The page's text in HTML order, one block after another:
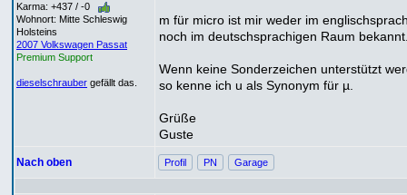
Karma: +437 / -0
Wohnort: Mitte Schleswig
Holsteins
2007 Volkswagen Passat
Premium Support
dieselschrauber gefällt das.
m für micro ist mir weder im
noch im deutschsprachigen Raum
Wenn keine Sonderzeichen unterstützt
so kenne ich u als Synonym für µ.
Grüße
Guste
Nach oben Profil PN Garage